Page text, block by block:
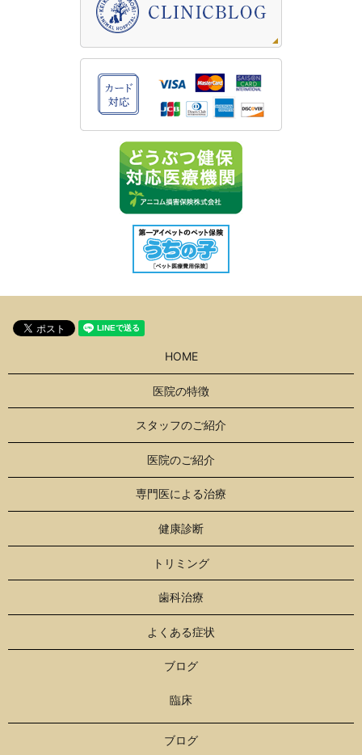
HOME
医院の特徴
スタッフのご紹介
医院のご紹介
専門医による治療
健康診断
トリミング
歯科治療
よくある症状
ブログ
臨床
ブログ